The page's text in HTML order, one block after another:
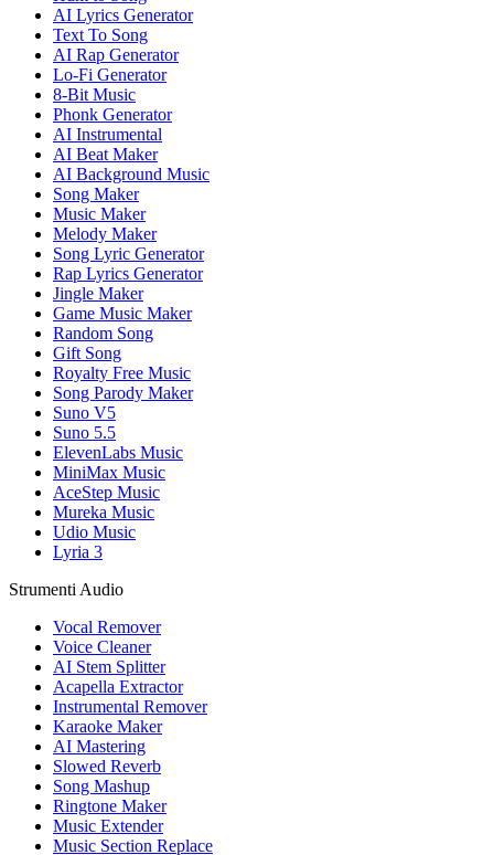
AI Lyrics Generator
Text To Song
AI Rap Generator
Lo-Fi Generator
8-Bit Music
Phonk Generator
AI Instrumental
AI Beat Maker
AI Background Music
Song Maker
Music Maker
Melody Maker
Song Lyric Generator
Rap Lyrics Generator
Jingle Maker
Game Music Maker
Random Song
Gift Song
Royalty Free Music
Song Parody Maker
Suno V5
Suno 5.5
ElevenLabs Music
MiniMax Music
AceStep Music
Mureka Music
Udio Music
Lyria 3
Strumenti Audio
Vocal Remover
Voice Cleaner
AI Stem Splitter
Acapella Extractor
Instrumental Remover
Karaoke Maker
AI Mastering
Slowed Reverb
Song Mashup
Ringtone Maker
Music Extender
Music Section Replace